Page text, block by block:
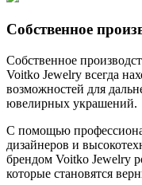
Собственное
Собственное
Voitko Jewelry всегда
возможностей для
ювелирных украшений.
С помощью
дизайнеров и
брендом Voitko Jewelry
которые становятся